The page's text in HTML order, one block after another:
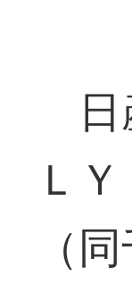
日
Ｌ
（